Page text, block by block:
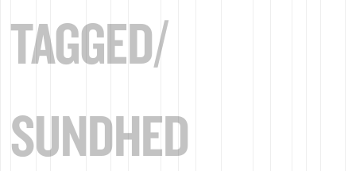
TAGGED/
SUNDHED